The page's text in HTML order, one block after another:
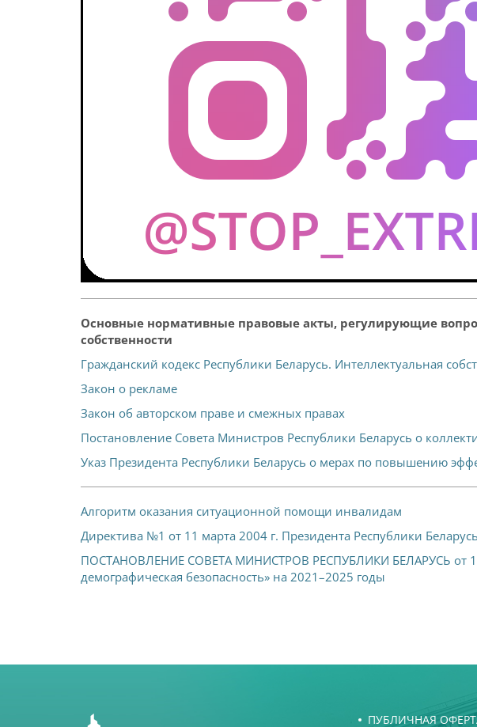
Основные нормативные правовые акты, регулирующие
собственности
Гражданский кодекс Республики Беларусь. Интеллектуальная
Закон о рекламе
Закон об авторском праве и смежных правах
Постановление Совета Министров Республики Беларусь о
Указ Президента Республики Беларусь о мерах по повышению
Алгоритм оказания ситуационной помощи инвалидам
Директива №1 от 11 марта 2004 г. Президента Республики
ПОСТАНОВЛЕНИЕ СОВЕТА МИНИСТРОВ РЕСПУБЛИКИ БЕЛАРУСЬ от 19
демографическая безопасность» на 2021–2025 годы
ПУБЛИЧНАЯ